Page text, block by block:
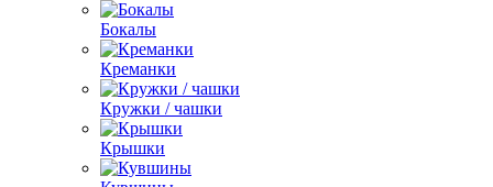
Бокалы
Креманки
Кружки / чашки
Крышки